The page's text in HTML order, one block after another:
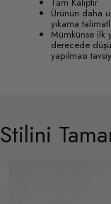
Ürünün daha
yıkama
Mümkünse ilk
derecede
yapılması
Stilini